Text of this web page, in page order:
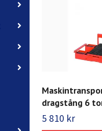
dragstång 6
5 810 kr